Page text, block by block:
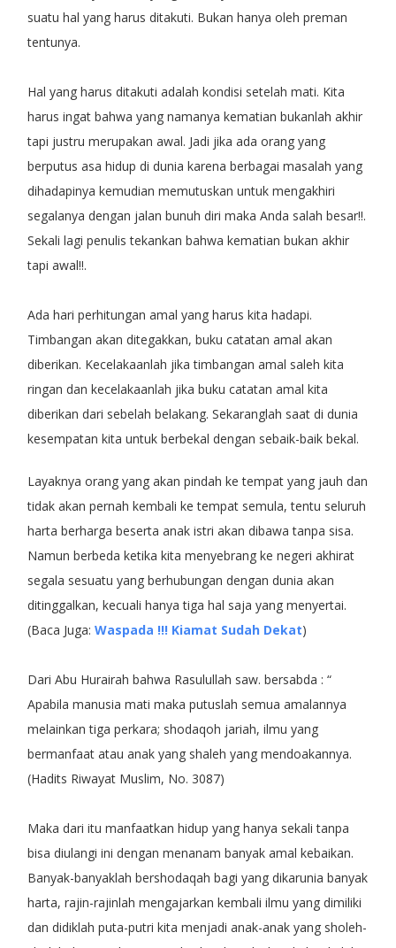
suatu hal yang harus ditakuti. Bukan hanya oleh preman
tentunya.
Hal yang harus ditakuti adalah kondisi setelah mati. Kita
harus ingat bahwa yang namanya kematian bukanlah akhir
tapi justru merupakan awal. Jadi jika ada orang yang
berputus asa hidup di dunia karena berbagai masalah yang
dihadapinya kemudian memutuskan untuk mengakhiri
segalanya dengan jalan bunuh diri maka Anda salah besar!!.
Sekali lagi penulis tekankan bahwa kematian bukan akhir
tapi awal!!.
Ada hari perhitungan amal yang harus kita hadapi.
Timbangan akan ditegakkan, buku catatan amal akan
diberikan. Kecelakaanlah jika timbangan amal saleh kita
ringan dan kecelakaanlah jika buku catatan amal kita
diberikan dari sebelah belakang. Sekaranglah saat di dunia
kesempatan kita untuk berbekal dengan sebaik-baik bekal.
Layaknya orang yang akan pindah ke tempat yang jauh dan
tidak akan pernah kembali ke tempat semula, tentu seluruh
harta berharga beserta anak istri akan dibawa tanpa sisa.
Namun berbeda ketika kita menyebrang ke negeri akhirat
segala sesuatu yang berhubungan dengan dunia akan
ditinggalkan, kecuali hanya tiga hal saja yang menyertai.
(Baca Juga: Waspada !!! Kiamat Sudah Dekat)
Dari Abu Hurairah bahwa Rasulullah saw. bersabda : “
Apabila manusia mati maka putuslah semua amalannya
melainkan tiga perkara; shodaqoh jariah, ilmu yang
bermanfaat atau anak yang shaleh yang mendoakannya.
(Hadits Riwayat Muslim, No. 3087)
Maka dari itu manfaatkan hidup yang hanya sekali tanpa
bisa diulangi ini dengan menanam banyak amal kebaikan.
Banyak-banyaklah bershodaqah bagi yang dikarunia banyak
harta, rajin-rajinlah mengajarkan kembali ilmu yang dimiliki
dan didiklah puta-putri kita menjadi anak-anak yang sholeh-